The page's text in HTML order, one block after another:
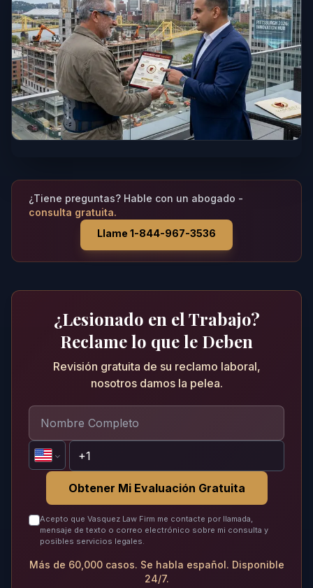
¿Tiene preguntas? Hable con un abogado -
consulta gratuita.
Llame 1-844-967-3536
¿Lesionado en el Trabajo?
Reclame lo que le Deben
Revisión gratuita de su reclamo laboral,
nosotros damos la pelea.
Obtener Mi Evaluación Gratuita
Acepto que Vasquez Law Firm me contacte por llamada,
mensaje de texto o correo electrónico sobre mi consulta y
posibles servicios legales.
Más de 60,000 casos. Se habla español. Disponible
24/7.